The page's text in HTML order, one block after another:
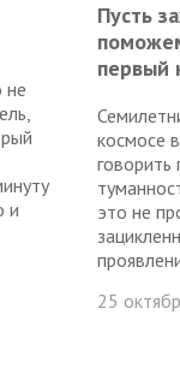
не
и
Пусть
первый
космосе
говорить
это не
25